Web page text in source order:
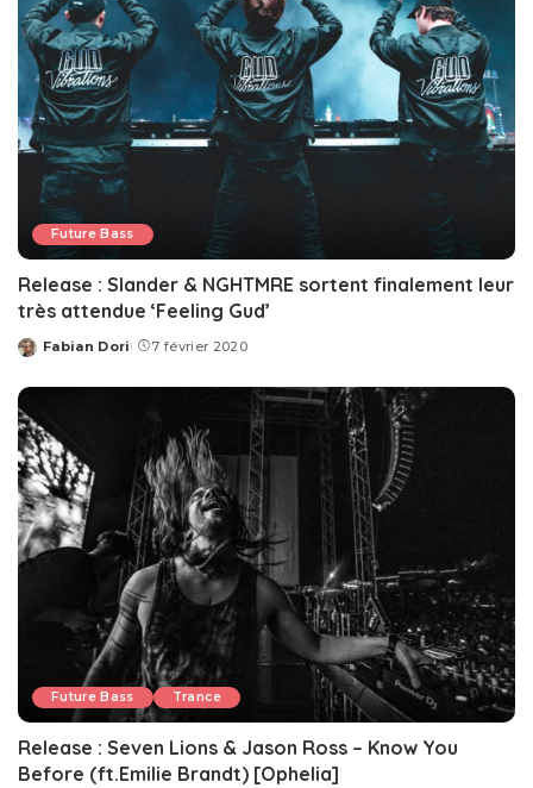
Future Bass
Release : Slander & NGHTMRE sortent finalement leur
très attendue ‘Feeling Gud’
Posted
Fabian Dori 7 février 2020
Future Bass Trance
Release : Seven Lions & Jason Ross – Know You
Before (ft.Emilie Brandt) [Ophelia]